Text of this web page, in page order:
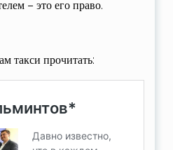
– это его право.
такси прочитать: